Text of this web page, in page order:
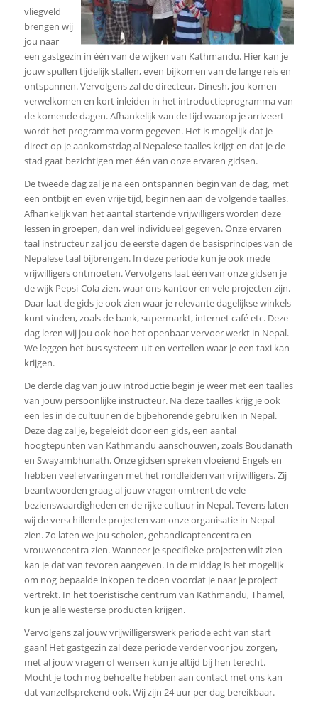
vliegveld
brengen wij
jou naar
een gastgezin in één van de wijken van Kathmandu. Hier kan je
jouw spullen tijdelijk stallen, even bijkomen van de lange reis en
ontspannen. Vervolgens zal de directeur, Dinesh, jou komen
verwelkomen en kort inleiden in het introductieprogramma van
de komende dagen. Afhankelijk van de tijd waarop je arriveert
wordt het programma vorm gegeven. Het is mogelijk dat je
direct op je aankomstdag al Nepalese taalles krijgt en dat je de
stad gaat bezichtigen met één van onze ervaren gidsen.
De tweede dag zal je na een ontspannen begin van de dag, met
een ontbijt en even vrije tijd, beginnen aan de volgende taalles.
Afhankelijk van het aantal startende vrijwilligers worden deze
lessen in groepen, dan wel individueel gegeven. Onze ervaren
taal instructeur zal jou de eerste dagen de basisprincipes van de
Nepalese taal bijbrengen. In deze periode kun je ook mede
vrijwilligers ontmoeten. Vervolgens laat één van onze gidsen je
de wijk Pepsi-Cola zien, waar ons kantoor en vele projecten zijn.
Daar laat de gids je ook zien waar je relevante dagelijkse winkels
kunt vinden, zoals de bank, supermarkt, internet café etc. Deze
dag leren wij jou ook hoe het openbaar vervoer werkt in Nepal.
We leggen het bus systeem uit en vertellen waar je een taxi kan
krijgen.
De derde dag van jouw introductie begin je weer met een taalles
van jouw persoonlijke instructeur. Na deze taalles krijg je ook
een les in de cultuur en de bijbehorende gebruiken in Nepal.
Deze dag zal je, begeleidt door een gids, een aantal
hoogtepunten van Kathmandu aanschouwen, zoals Boudanath
en Swayambhunath. Onze gidsen spreken vloeiend Engels en
hebben veel ervaringen met het rondleiden van vrijwilligers. Zij
beantwoorden graag al jouw vragen omtrent de vele
bezienswaardigheden en de rijke cultuur in Nepal. Tevens laten
wij de verschillende projecten van onze organisatie in Nepal
zien. Zo laten we jou scholen, gehandicaptencentra en
vrouwencentra zien. Wanneer je specifieke projecten wilt zien
kan je dat van tevoren aangeven. In de middag is het mogelijk
om nog bepaalde inkopen te doen voordat je naar je project
vertrekt. In het toeristische centrum van Kathmandu, Thamel,
kun je alle westerse producten krijgen.
Vervolgens zal jouw vrijwilligerswerk periode echt van start
gaan! Het gastgezin zal deze periode verder voor jou zorgen,
met al jouw vragen of wensen kun je altijd bij hen terecht.
Mocht je toch nog behoefte hebben aan contact met ons kan
dat vanzelfsprekend ook. Wij zijn 24 uur per dag bereikbaar.